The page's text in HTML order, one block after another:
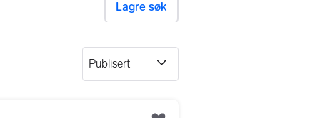
Lagre søk